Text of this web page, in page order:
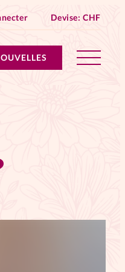
Devise:CHF
éditions